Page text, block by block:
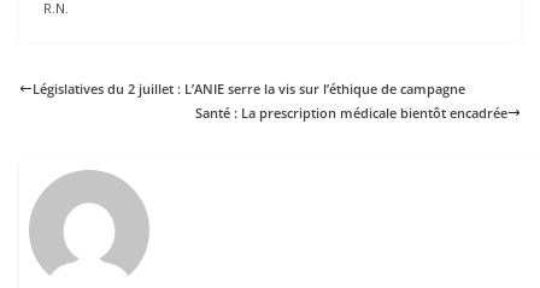
R.N.
Législatives du 2 juillet : L’ANIE serre la vis sur l’éthique de campagne
Santé : La prescription médicale bientôt encadrée